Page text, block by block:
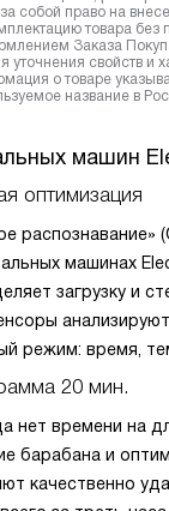
собой право на
товара без
Заказа
уточнения свойств и
о товаре
название в
машин
оптимизация
распознавание»
машинах
загрузку и
режим: время,
Результат —
20 мин.
нет времени на
барабана и
качественно